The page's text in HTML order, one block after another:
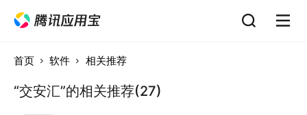
首页 软件 相关推荐
“交安汇”的相关推荐(27)